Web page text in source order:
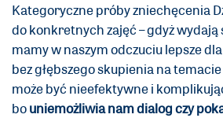
Kategoryczne próby zniechęcenia
do konkretnych zajęć – gdyż wydają
mamy w naszym odczuciu lepsze
bez głębszego skupienia na
może być nieefektywne i
bouniemożliwia nam dialog czy